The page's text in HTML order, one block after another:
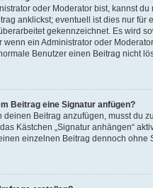
oder Moderator bist, kannst
anklickst; eventuell ist dies nur
gekennzeichnet. Es wird
wenn ein Administrator oder
Benutzer einen Beitrag nicht
Beitrag eine Signatur anfügen?
deinen Beitrag anzufügen, musst du
Kästchen „Signatur anhängen“
einzelnen Beitrag dennoch ohne